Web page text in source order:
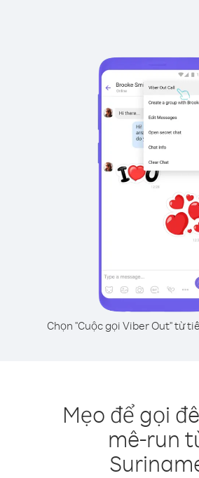
Chọn "Cuộc gọi Viber Out" từ
Mẹo để gọi
mê-run